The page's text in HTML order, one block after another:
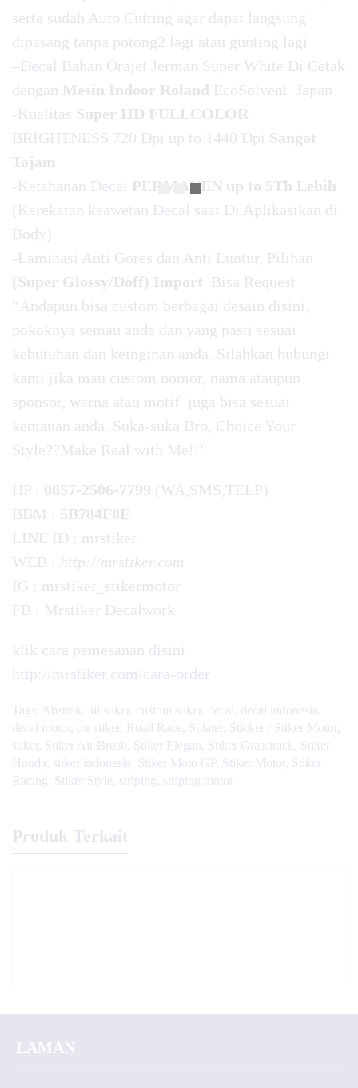
serta sudah Auto Cutting agar dapat langsung
dipasang tanpa potong2 lagi atau gunting lagi
–Decal Bahan Orajet Jerman Super White Di Cetak
dengan Mesin Indoor Roland EcoSolvent Japan
-Kualitas Super HD FULLCOLOR
BRIGHTNESS 720 Dpi up to 1440 Dpi Sangat
Tajam
-Ketahanan Decal PERMANEN up to 5Th Lebih
(Kerekatan keawetan Decal saat Di Aplikasikan di
Body)
-Laminasi Anti Gores dan Anti Luntur, Pilihan
(Super Glossy/Doff) Import Bisa Request
“Andapun bisa custom berbagai desain disini,
pokoknya semau anda dan yang pasti sesuai
kebutuhan dan keinginan anda. Silahkan hubungi
kami jika mau custom nomor, nama ataupun
sponsor, warna atau motif juga bisa sesuai
kemauan anda. Suka-suka Bro, Choice Your
Style??Make Real with Me!!”
HP : 0857-2506-7799 (WA,SMS,TELP)
BBM : 5B784F8E
LINE ID : mrstiker
WEB : http://mrstiker.com
IG : mrstiker_stikermotor
FB : Mrstiker Decalwork
klik cara pemesanan disini
http://mrstiker.com/cara-order
Tags: Abstrak all stiker custom stiker decal decal indonesia
decal motor
mr stiker Road Race Splater Sticker / Stiker Motor
stiker
Stiker Air Brush Stiker Elegan Stiker Grasstrack
Stiker
Honda stiker indonesia Stiker Moto GP , Stiker Motor
Stiker
Racing
Stiker Style striping striping motor
Produk Terkait
LAMAN